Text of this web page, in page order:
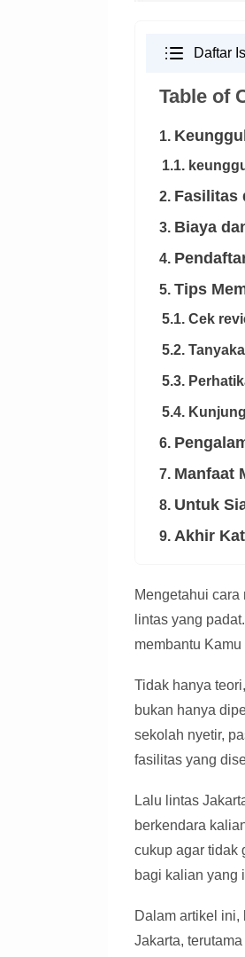
Daftar
Table of
1.
1.1.
2. Fasilitas
3. Biaya
4.
5. Tips
5.1. Cek
5.2.
5.3.
5.4.
6.
7. Manfaat
8. Untuk
9. Akhir
Mengetahui
lintas yang
membantu
Tidak hanya
bukan hanya
sekolah nyetir,
fasilitas yang
Lalu lintas
berkendara
cukup agar tidak
bagi kalian yang
Dalam artikel ini,
Jakarta,